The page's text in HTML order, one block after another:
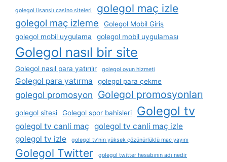
golegol lisanslı casino siteleri golegol maç izle
golegol maç izleme
Golegol Mobil Giriş
golegol mobil uygulama
golegol mobil uygulaması
Golegol nasıl bir site
Golegol nasıl para yatırılır golegol oyun hizmeti
Golegol para yatırma golegol para çekme
golegol promosyon Golegol promosyonları
golegol sitesi Golegol spor bahisleri Golegol tv
golegol tv canli maç golegol tv canli maç izle
golegol tv izle
golegol tv’nin yüksek çözünürlüklü maç yayını
Golegol Twitter
golegol twitter hesabının adı nedir